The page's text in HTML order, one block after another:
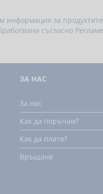
информация за
съгласно
ЗА НАС
За нас
Как да поръчам?
Как да платя?
Връщане